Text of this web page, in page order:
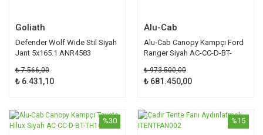
Goliath
Defender Wolf Wide Stil Siyah
Jant 5x165.1 ANR4583
₺ 7.566,00
₺ 6.431,10
Alu-Cab
Alu-Cab Canopy Kampçı Ford
Ranger Siyah AC-CC-D-BT-
₺ 973.500,00
₺ 681.450,00
%30 %15